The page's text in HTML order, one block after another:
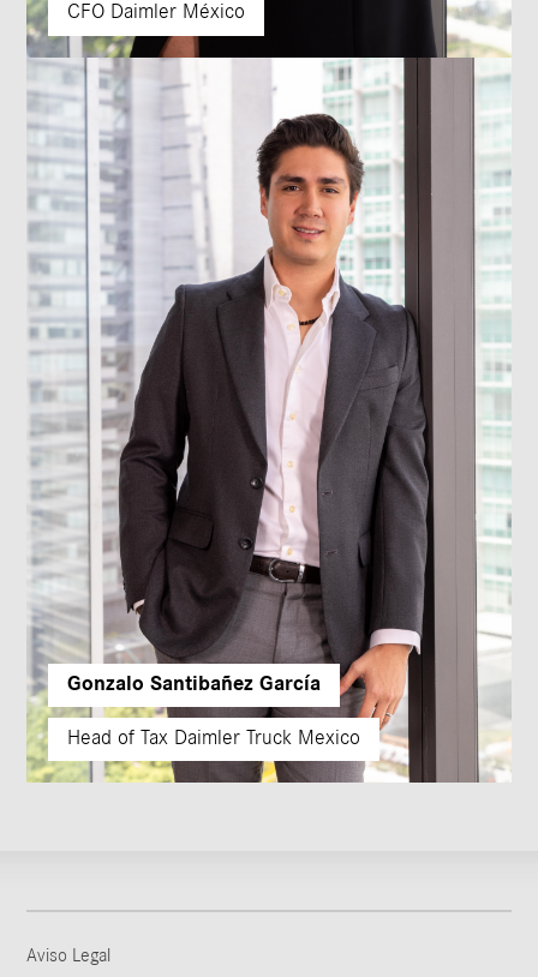
CFO Daimler México
Gonzalo Santibañez García
Head of Tax Daimler Truck Mexico
Aviso Legal